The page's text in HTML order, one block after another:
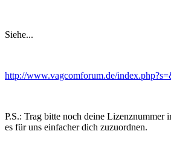
Siehe...
http://www.vagcomforum.de/
P.S.: Trag bitte noch deine Lizenznummer
es für uns einfacher dich zuzuordnen.